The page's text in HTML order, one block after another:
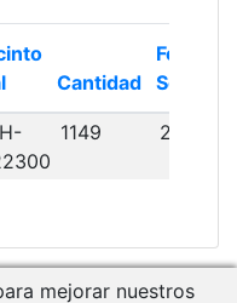
Cantidad
Fecha
Solicitud
1149 25/06/
mejorar nuestros